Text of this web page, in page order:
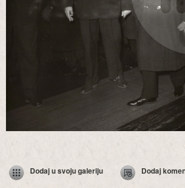
Dodaj u svoju galeriju Dodaj